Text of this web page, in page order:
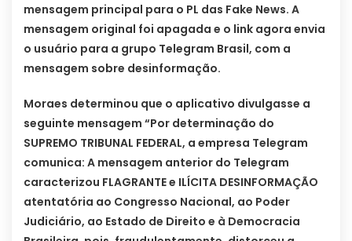
mensagem principal para o PL das Fake News. A
mensagem original foi apagada e o link agora envia
o usuário para a grupo Telegram Brasil, com a
mensagem sobre desinformação.
Moraes determinou que o aplicativo divulgasse a
seguinte mensagem “Por determinação do
SUPREMO TRIBUNAL FEDERAL, a empresa Telegram
comunica: A mensagem anterior do Telegram
caracterizou FLAGRANTE e ILÍCITA DESINFORMAÇÃO
atentatória ao Congresso Nacional, ao Poder
Judiciário, ao Estado de Direito e à Democracia